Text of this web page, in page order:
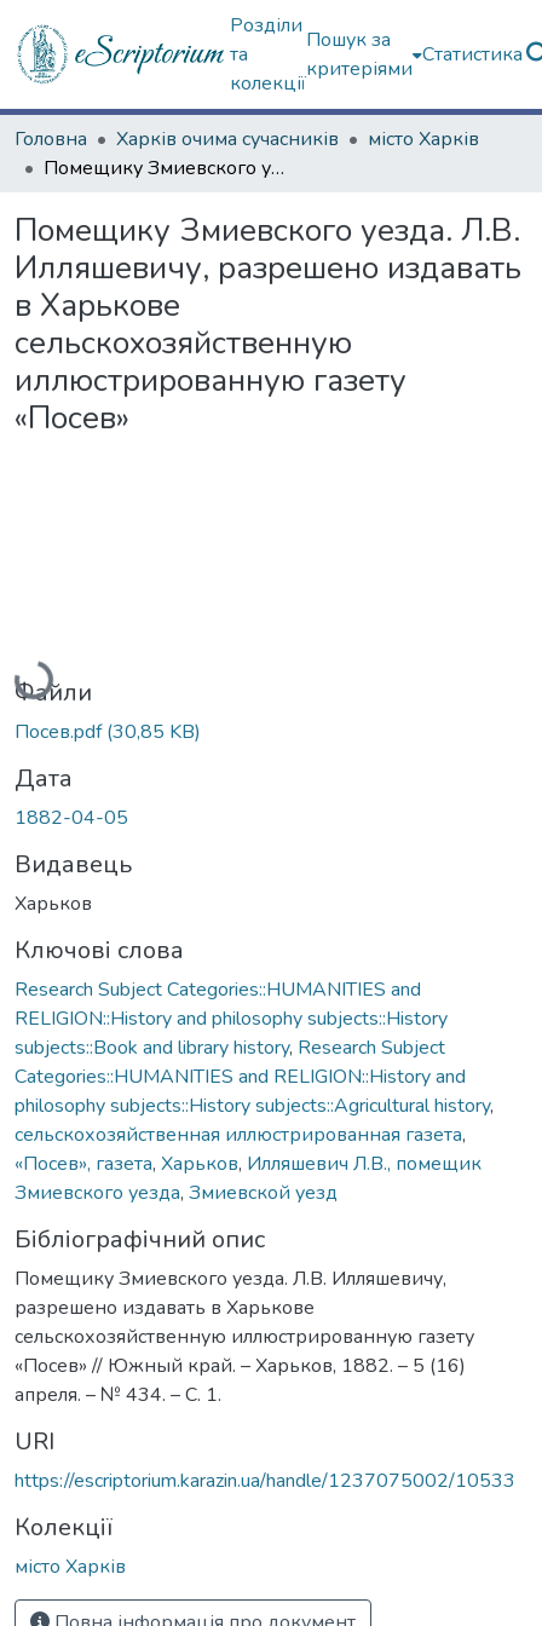
Розділи
та
колекції
Пошук за
критеріями
Статистика
Головна Харків очима сучасників
місто Харків
Помещику Змиевского уезда. Л.В. Илляшевичу, разрешено издавать в Харькове сельскохозяйственную иллюстрированную газету «Посев»
Помещику Змиевского уезда. Л.В.
Илляшевичу, разрешено издавать
в Харькове
сельскохозяйственную
иллюстрированную газету
«Посев»
Вантажиться...
Файли
Посев.pdf(30,85 KB)
Дата
1882-04-05
Видавець
Харьков
Ключові слова
Research Subject Categories::HUMANITIES and
RELIGION::History and philosophy subjects::History
subjects::Book and library history, Research Subject
Categories::HUMANITIES and RELIGION::History and
philosophy subjects::History subjects::Agricultural history,
сельскохозяйственная иллюстрированная газета,
«Посев», газета, Харьков, Илляшевич Л.В., помещик
Змиевского уезда, Змиевской уезд
Бібліографічний опис
Помещику Змиевского уезда. Л.В. Илляшевичу,
разрешено издавать в Харькове
сельскохозяйственную иллюстрированную газету
«Посев» // Южный край. – Харьков, 1882. – 5 (16)
апреля. – № 434. – С. 1.
URI
https://escriptorium.karazin.ua/handle/1237075002/10533
Колекції
місто Харків